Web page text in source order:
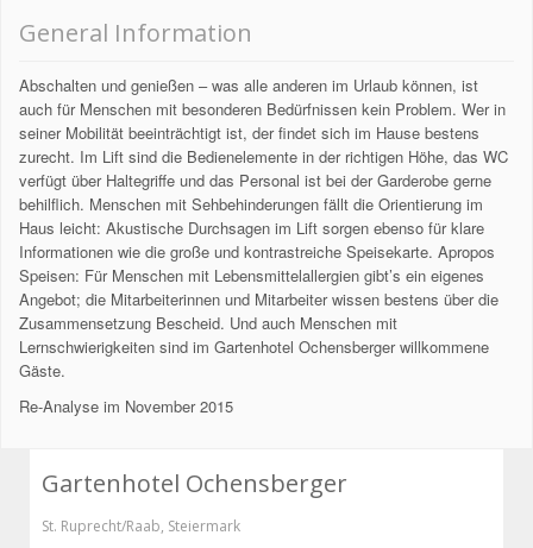
General Information
Abschalten und genießen – was alle anderen im Urlaub können, ist
auch für Menschen mit besonderen Bedürfnissen kein Problem. Wer in
seiner Mobilität beeinträchtigt ist, der findet sich im Hause bestens
zurecht. Im Lift sind die Bedienelemente in der richtigen Höhe, das WC
verfügt über Haltegriffe und das Personal ist bei der Garderobe gerne
behilflich. Menschen mit Sehbehinderungen fällt die Orientierung im
Haus leicht: Akustische Durchsagen im Lift sorgen ebenso für klare
Informationen wie die große und kontrastreiche Speisekarte. Apropos
Speisen: Für Menschen mit Lebensmittelallergien gibt’s ein eigenes
Angebot; die Mitarbeiterinnen und Mitarbeiter wissen bestens über die
Zusammensetzung Bescheid. Und auch Menschen mit
Lernschwierigkeiten sind im Gartenhotel Ochensberger willkommene
Gäste.
Re-Analyse im November 2015
Gartenhotel Ochensberger
St. Ruprecht/Raab, Steiermark